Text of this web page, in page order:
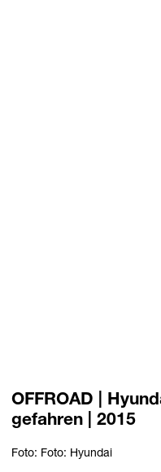
OFFROAD |
gefahren | 2015
Foto: Foto: Hyundai